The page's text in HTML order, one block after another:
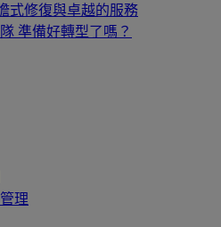
式修復與卓越的服務
準備好轉型了嗎？
理